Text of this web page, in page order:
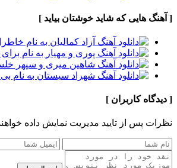
[ آهنگ هایی که شاید خوشتان بیاید ]
[ دیدگاه کاربران ]
نظرات پس از تایید مدیریت نمایش داده